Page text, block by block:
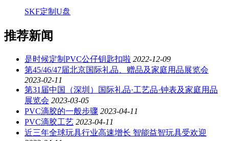
SKF定制U盘
推荐新闻
是时候定制PVC公仔钥匙扣啦 2022-12-09
第45/46/47届北京国际礼品、赠品及家庭用品展览会
2023-02-11
第31届中国（深圳）国际礼品·工艺品·钟表及家庭用品
展览会 2023-03-05
PVC滴胶的一般步骤 2023-04-11
PVC滴胶工艺 2023-04-11
近三年全球玩具行业高速增长 智能益智玩具受欢迎